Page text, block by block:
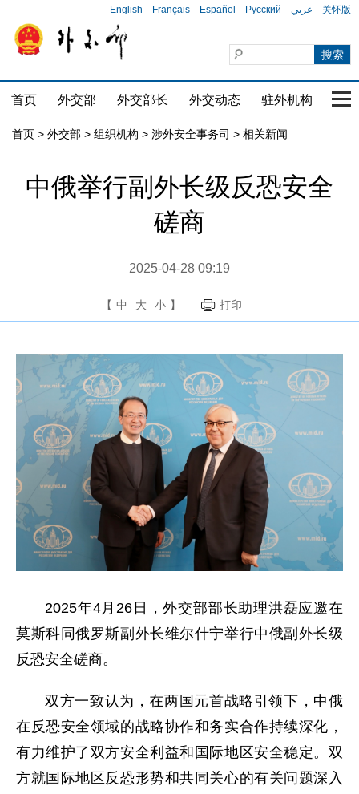
English Français Español Русский عربي 关怀版
首页 外交部 外交部长 外交动态 驻外机构 国
首页 > 外交部 > 组织机构 > 涉外安全事务司 > 相关新闻
中俄举行副外长级反恐安全
磋商
2025-04-28 09:19
【 中 大 小 】 打印
2025年4月26日，外交部部长助理洪磊应邀在
莫斯科同俄罗斯副外长维尔什宁举行中俄副外长级
反恐安全磋商。
双方一致认为，在两国元首战略引领下，中俄
在反恐安全领域的战略协作和务实合作持续深化，
有力维护了双方安全利益和国际地区安全稳定。双
方就国际地区反恐形势和共同关心的有关问题深入